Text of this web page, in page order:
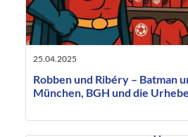
25.04.2025
Robben und Ribéry – Batman
München, BGH und die